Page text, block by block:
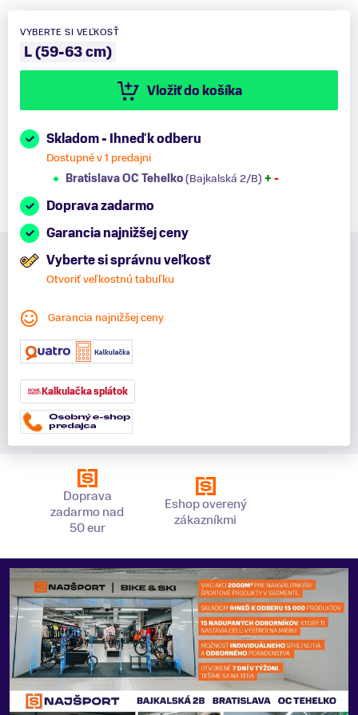
VYBERTE SI VEĽKOSŤ
L (59-63 cm)
Vložiť do košíka
Skladom - Ihneď k odberu
Dostupné v 1 predajni
Bratislava OC Tehelko(Bajkalská 2/B) + -
Doprava zadarmo
Garancia najnižšej ceny
Vyberte si správnu veľkosť
Otvoriť veľkostnú tabuľku
Garancia najnižšej ceny
Kalkulačka splátok
Doprava
zadarmo nad
50 eur
Eshop overený
zákazníkmi